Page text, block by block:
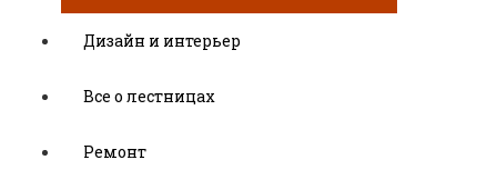
Дизайн и интерьер
Все о лестницах
Ремонт